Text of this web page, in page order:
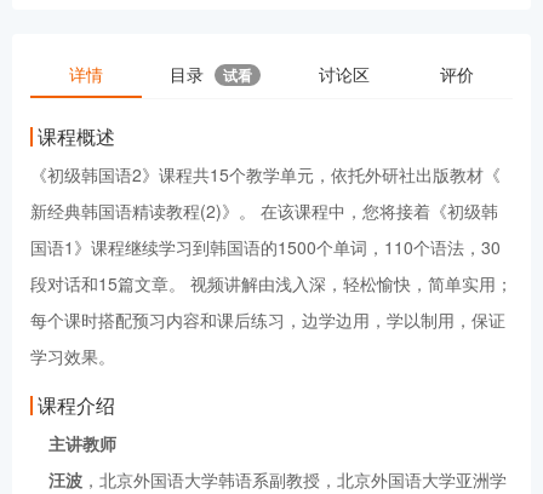
详情 目录 试看 讨论区 评价
课程概述
《初级韩国语2》课程共15个教学单元，依托外研社出版教材《
新经典韩国语精读教程(2)》。 在该课程中，您将接着《初级韩
国语1》课程继续学习到韩国语的1500个单词，110个语法，30
段对话和15篇文章。 视频讲解由浅入深，轻松愉快，简单实用；
每个课时搭配预习内容和课后练习，边学边用，学以制用，保证
学习效果。
课程介绍
主讲教师
汪波 ，北京外国语大学韩语系副教授，北京外国语大学亚洲学